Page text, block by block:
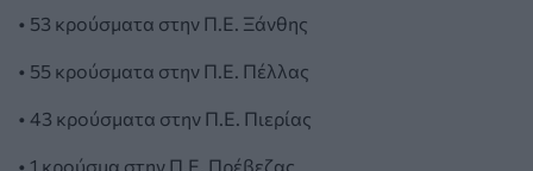
• 53 κρούσματα στην Π.Ε. Ξάνθης
• 55 κρούσματα στην Π.Ε. Πέλλας
• 43 κρούσματα στην Π.Ε. Πιερίας
• 1 κρούσμα στην Π.Ε. Πρέβεζας